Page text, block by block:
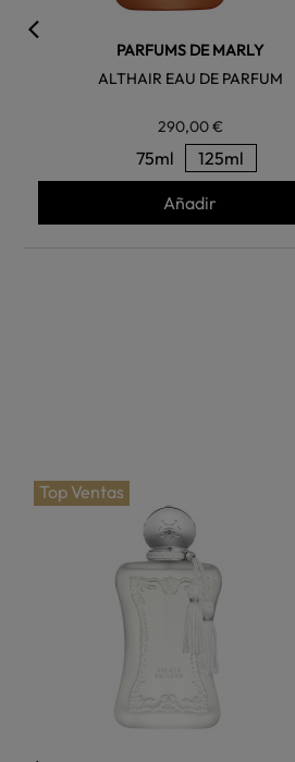
PARFUMS DE MARLY
ALTHAIR EAU DE PARFUM
290,00 €
75ml 125ml
Añadir
Top Ventas